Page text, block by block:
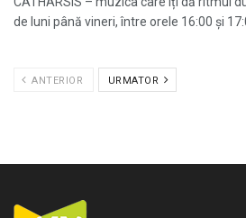
de luni până vineri, între orele 16:00 și
ANTERIOR URMATOR